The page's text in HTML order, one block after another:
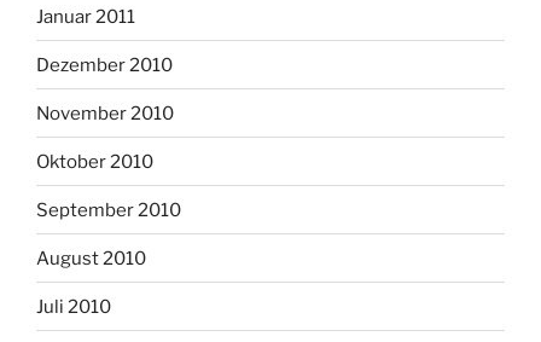
Januar 2011
Dezember 2010
November 2010
Oktober 2010
September 2010
August 2010
Juli 2010